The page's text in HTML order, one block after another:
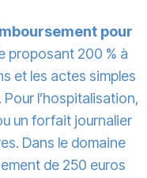
pour
proposant 200 % à
et les actes simples
l’hospitalisation,
un forfait journalier
Dans le domaine
de 250 euros